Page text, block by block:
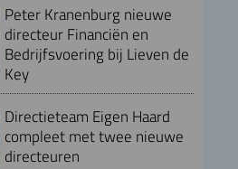
Peter Kranenburg nieuwe
directeur Financiën en
Bedrijfsvoering bij Lieven de
Key
Directieteam Eigen Haard
compleet met twee nieuwe
directeuren